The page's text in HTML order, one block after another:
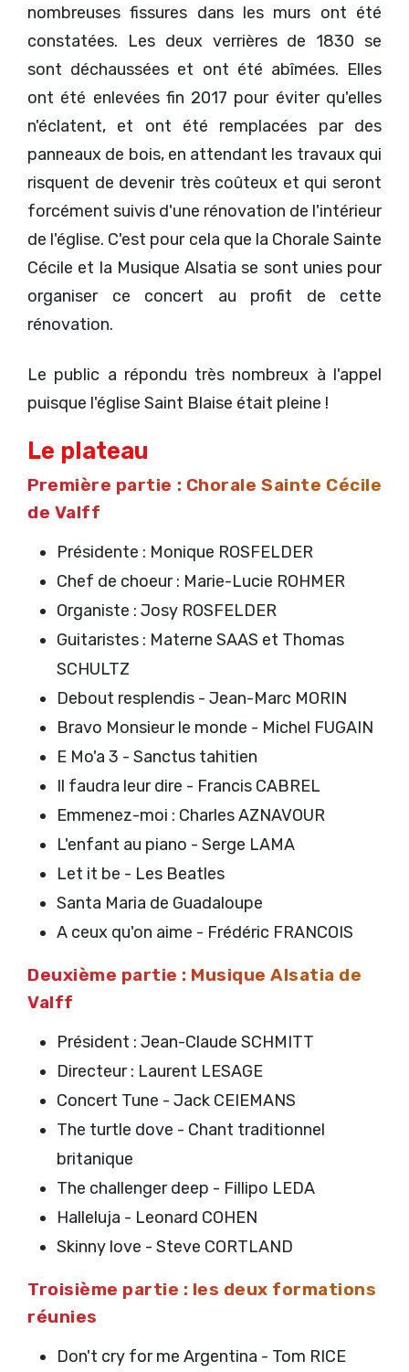
nombreuses fissures dans les murs ont été
constatées. Les deux verrières de 1830 se
sont déchaussées et ont été abîmées. Elles
ont été enlevées fin 2017 pour éviter qu'elles
n'éclatent, et ont été remplacées par des
panneaux de bois, en attendant les travaux qui
risquent de devenir très coûteux et qui seront
forcément suivis d'une rénovation de l'intérieur
de l'église. C'est pour cela que la Chorale Sainte
Cécile et la Musique Alsatia se sont unies pour
organiser ce concert au profit de cette
rénovation.
Le public a répondu très nombreux à l'appel
puisque l'église Saint Blaise était pleine !
Le plateau
Première partie : Chorale Sainte Cécile
de Valff
Présidente : Monique ROSFELDER
Chef de choeur : Marie-Lucie ROHMER
Organiste : Josy ROSFELDER
Guitaristes : Materne SAAS et Thomas
SCHULTZ
Debout resplendis - Jean-Marc MORIN
Bravo Monsieur le monde - Michel FUGAIN
E Mo'a 3 - Sanctus tahitien
Il faudra leur dire - Francis CABREL
Emmenez-moi : Charles AZNAVOUR
L'enfant au piano - Serge LAMA
Let it be - Les Beatles
Santa Maria de Guadaloupe
A ceux qu'on aime - Frédéric FRANCOIS
Deuxième partie : Musique Alsatia de
Valff
Président : Jean-Claude SCHMITT
Directeur : Laurent LESAGE
Concert Tune - Jack CEIEMANS
The turtle dove - Chant traditionnel
britanique
The challenger deep - Fillipo LEDA
Halleluja - Leonard COHEN
Skinny love - Steve CORTLAND
Troisième partie : les deux formations
réunies
Don't cry for me Argentina - Tom RICE